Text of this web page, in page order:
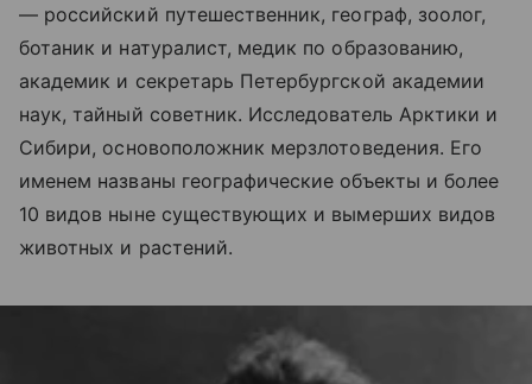
— российский путешественник, географ, зоолог,
ботаник и натуралист, медик по образованию,
академик и секретарь Петербургской академии
наук, тайный советник. Исследователь Арктики и
Сибири, основоположник мерзлотоведения. Его
именем названы географические объекты и более
10 видов ныне существующих и вымерших видов
животных и растений.